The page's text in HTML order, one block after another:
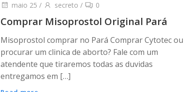
maio 25 / secreto / 0
Comprar Misoprostol Original Pará
Misoprostol comprar no Pará Comprar Cytotec ou
procurar um clinica de aborto? Fale com um
atendente que tiraremos todas as duvidas
entregamos em […]